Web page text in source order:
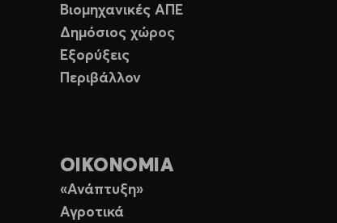
Βιομηχανικές ΑΠΕ
Δημόσιος χώρος
Εξορύξεις
Περιβάλλον
ΟΙΚΟΝΟΜΙΑ
«Ανάπτυξη»
Αγροτικά